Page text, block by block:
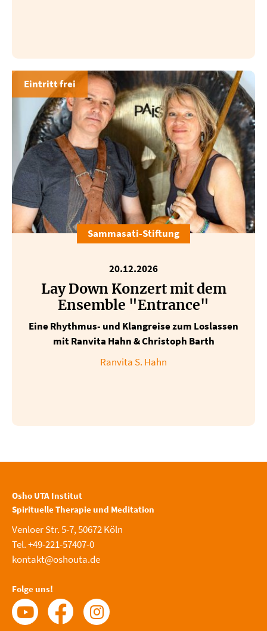
Eintritt frei
Sammasati-Stiftung
20.12.2026
Lay Down Konzert mit dem
Ensemble "Entrance"
Eine Rhythmus- und Klangreise zum Loslassen
mit Ranvita Hahn & Christoph Barth
Ranvita S. Hahn
Osho UTA Institut
Spirituelle Therapie und Meditation
Venloer Str. 5-7, 50672 Köln
Tel. +49-221-57407-0
kontakt@oshouta.de
Folge uns!